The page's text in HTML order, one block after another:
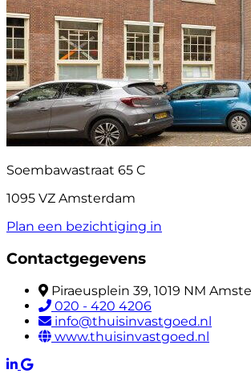
Soembawastraat 65 C
1095 VZ Amsterdam
Plan een bezichtiging in
Contactgegevens
Piraeusplein 39, 1019 NM
020 - 420 4206
info@thuisinvastgoed.nl
www.thuisinvastgoed.nl